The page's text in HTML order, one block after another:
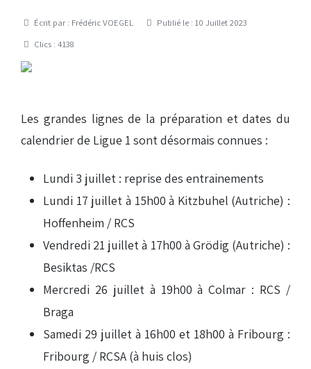
DétailsÉcrit par : Frédéric VOEGEL
Publié le : 10 Juillet 2023
Clics : 4138
Les grandes lignes de la préparation et dates du
calendrier de Ligue 1 sont désormais connues :
Lundi 3 juillet : reprise des entrainements
Lundi 17 juillet à 15h00 à Kitzbuhel (Autriche) :
Hoffenheim / RCS
Vendredi 21 juillet à 17h00 à Grödig (Autriche) :
Besiktas /RCS
Mercredi 26 juillet à 19h00 à Colmar : RCS /
Braga
Samedi 29 juillet à 16h00 et 18h00 à Fribourg :
Fribourg / RCSA (à huis clos)